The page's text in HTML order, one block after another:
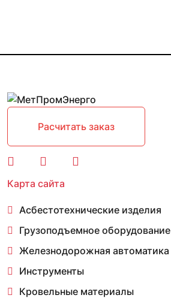
Расчитать заказ
Карта сайта
Асбестотехнические изделия
Грузоподъемное оборудование
Железнодорожная автоматика
Инструменты
Кровельные материалы